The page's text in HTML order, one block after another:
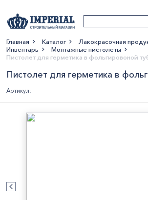
Показать больше
Главная Каталог
Лакокрасочная
Инвентарь
Монтажные пистолеты
Пистолет для герметика в фольгировоной
Пистолет для герметика в
Артикул: